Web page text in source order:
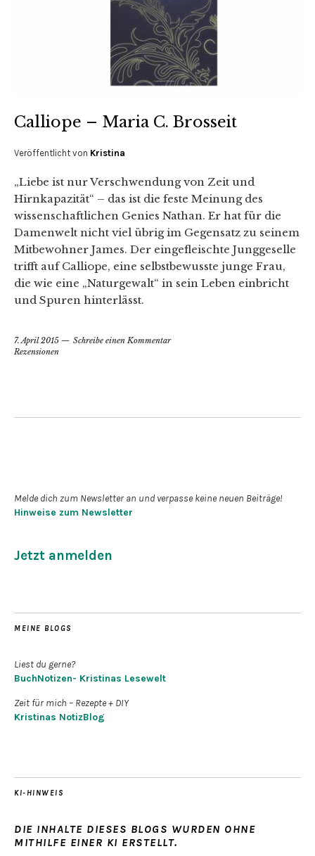
Calliope – Maria C. Brosseit
Veröffentlicht von Kristina
„Liebe ist nur Verschwendung von Zeit und
Hirnkapazität“ – das ist die feste Meinung des
wissenschaftlichen Genies Nathan. Er hat für die
Damenwelt nicht viel übrig im Gegensatz zu seinem
Mitbewohner James. Der eingefleischte Junggeselle
trifft auf Calliope, eine selbstbewusste junge Frau,
die wie eine „Naturgewalt“ in sein Leben einbricht
und Spuren hinterlässt.
7. April 2015
Schreibe einen Kommentar
Rezensionen
Melde dich zum Newsletter an und verpasse keine neuen Beiträge!
Hinweise zum Newsletter
Jetzt anmelden
MEINE BLOGS
Liest du gerne?
BuchNotizen- Kristinas Lesewelt
Zeit für mich – Rezepte + DIY
Kristinas NotizBlog
KI-HINWEIS
DIE INHALTE DIESES BLOGS WURDEN OHNE
MITHILFE EINER KI ERSTELLT.